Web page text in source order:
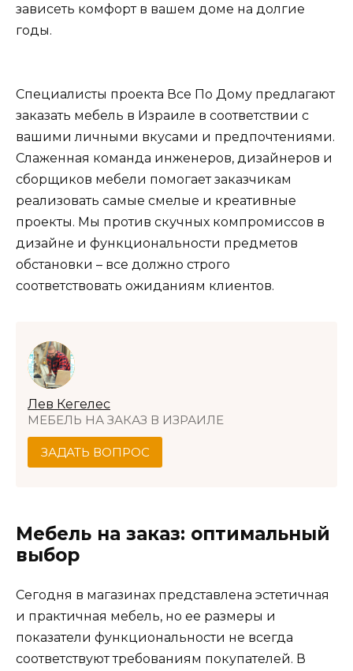
зависеть комфорт в вашем доме на долгие
годы.
Специалисты проекта Все По Дому предлагают
заказать мебель в Израиле в соответствии с
вашими личными вкусами и предпочтениями.
Слаженная команда инженеров, дизайнеров и
сборщиков мебели помогает заказчикам
реализовать самые смелые и креативные
проекты. Мы против скучных компромиссов в
дизайне и функциональности предметов
обстановки – все должно строго
соответствовать ожиданиям клиентов.
Лев Кегелес
МЕБЕЛЬ НА ЗАКАЗ В ИЗРАИЛЕ
ЗАДАТЬ ВОПРОС
Мебель на заказ: оптимальный
выбор
Сегодня в магазинах представлена эстетичная
и практичная мебель, но ее размеры и
показатели функциональности не всегда
соответствуют требованиям покупателей. В